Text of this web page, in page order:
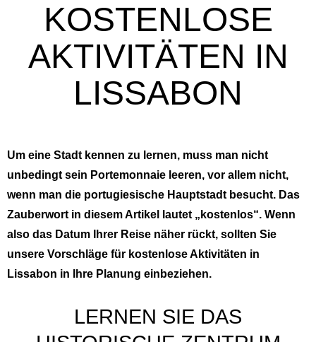
KOSTENLOSE
AKTIVITÄTEN IN
LISSABON
Um eine Stadt kennen zu lernen, muss man nicht
unbedingt sein Portemonnaie leeren, vor allem nicht,
wenn man die portugiesische Hauptstadt besucht. Das
Zauberwort in diesem Artikel lautet „kostenlos“. Wenn
also das Datum Ihrer Reise näher rückt, sollten Sie
unsere Vorschläge für kostenlose Aktivitäten in
Lissabon in Ihre Planung einbeziehen.
LERNEN SIE DAS